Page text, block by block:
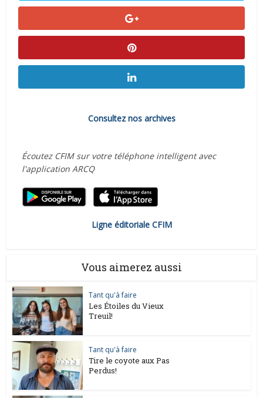
Consultez nos archives
Écoutez CFIM sur votre téléphone intelligent avec
l'application ARCQ
Ligne éditoriale CFIM
Vous aimerez aussi
Tant qu'à faire
Les Étoiles du Vieux
Treuil!
Tant qu'à faire
Tire le coyote aux Pas
Perdus!